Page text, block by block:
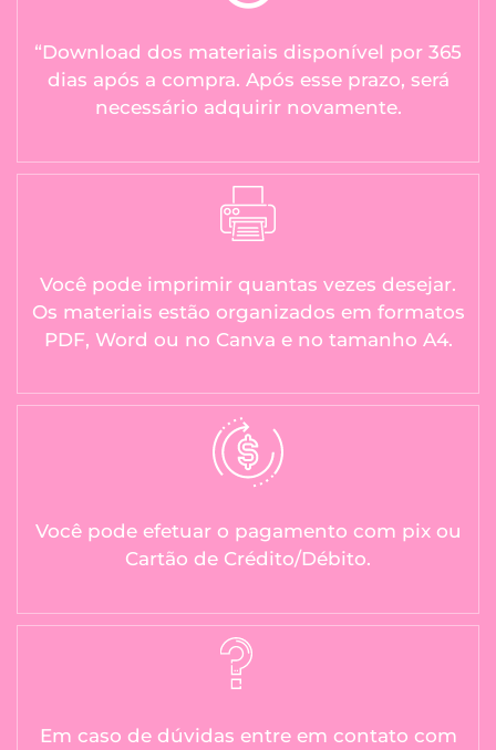
“Download dos materiais disponível por 365
dias após a compra. Após esse prazo, será
necessário adquirir novamente.
Você pode imprimir quantas vezes desejar.
Os materiais estão organizados em formatos
PDF, Word ou no Canva e no tamanho A4.
Você pode efetuar o pagamento com pix ou
Cartão de Crédito/Débito.
Em caso de dúvidas entre em contato com